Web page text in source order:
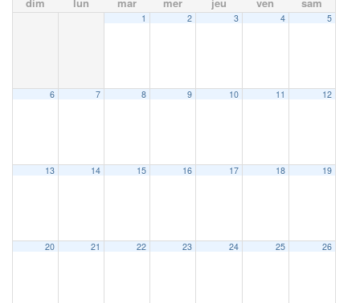
1 2 3 4 5
6 7 8 9 10 11 12
13 14 15 16 17 18 19
20 21 22 23 24 25 26